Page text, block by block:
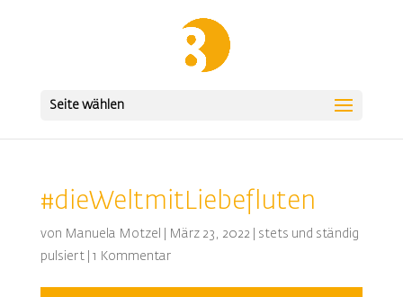
Seite wählen
#dieWeltmitLiebefluten
von Manuela Motzel März 23, 2022| stets und ständig
pulsiert| 1 Kommentar